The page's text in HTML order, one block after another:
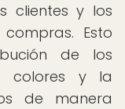
clientes y los
Esto
de los
colores y la
de manera